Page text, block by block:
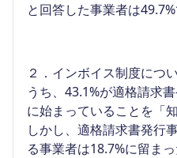
と回答した事業者は49.7%
２．インボイス制度につ
うち、43.1%が適格請求
に始まっていることを「
しかし、適格請求書発行
る事業者は18.7%に留まっ